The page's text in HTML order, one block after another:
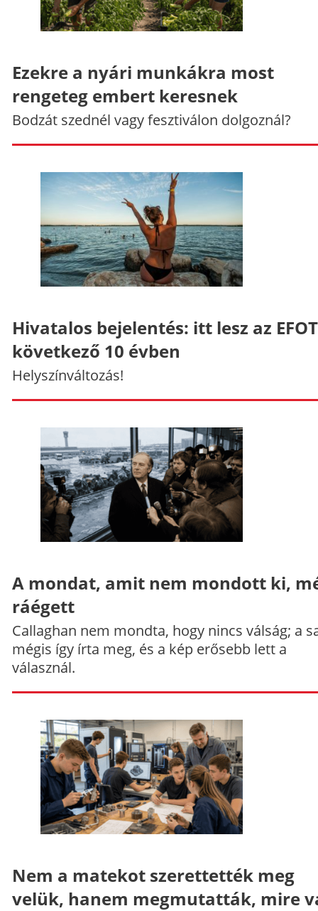
Ezekre a nyári munkákra most
rengeteg embert keresnek
Bodzát szednél vagy fesztiválon dolgoznál?
Hivatalos bejelentés: itt lesz az
következő 10 évben
Helyszínváltozás!
A mondat, amit nem mondott ki,
ráégett
Callaghan nem mondta, hogy nincs válság; a
mégis így írta meg, és a kép erősebb lett a
válasznál.
Nem a matekot szerettették meg
velük, hanem megmutatták, mire